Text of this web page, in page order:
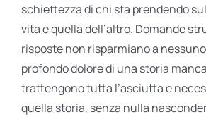
schiettezza di chi sta prendendo
vita e quella dell’altro. Domande
risposte non risparmiano a
profondo dolore di una storia
trattengono tutta l’asciutta e
quella storia, senza nulla